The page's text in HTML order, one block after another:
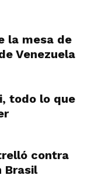
la mesa de
Venezuela
todo lo que
contra
Brasil